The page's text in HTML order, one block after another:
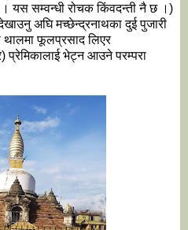
। यस सम्वन्धी रोचक किंवदन्ती नै छ ।)
अघि मच्छेन्द्रनाथका दुई पुजारी
थालमा फूलप्रसाद लिएर
प्रेमिकालाई भेट्न आउने परम्परा